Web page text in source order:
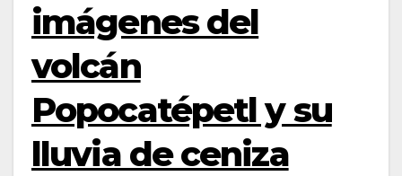
imágenes del
volcán
Popocatépetl y su
lluvia de ceniza